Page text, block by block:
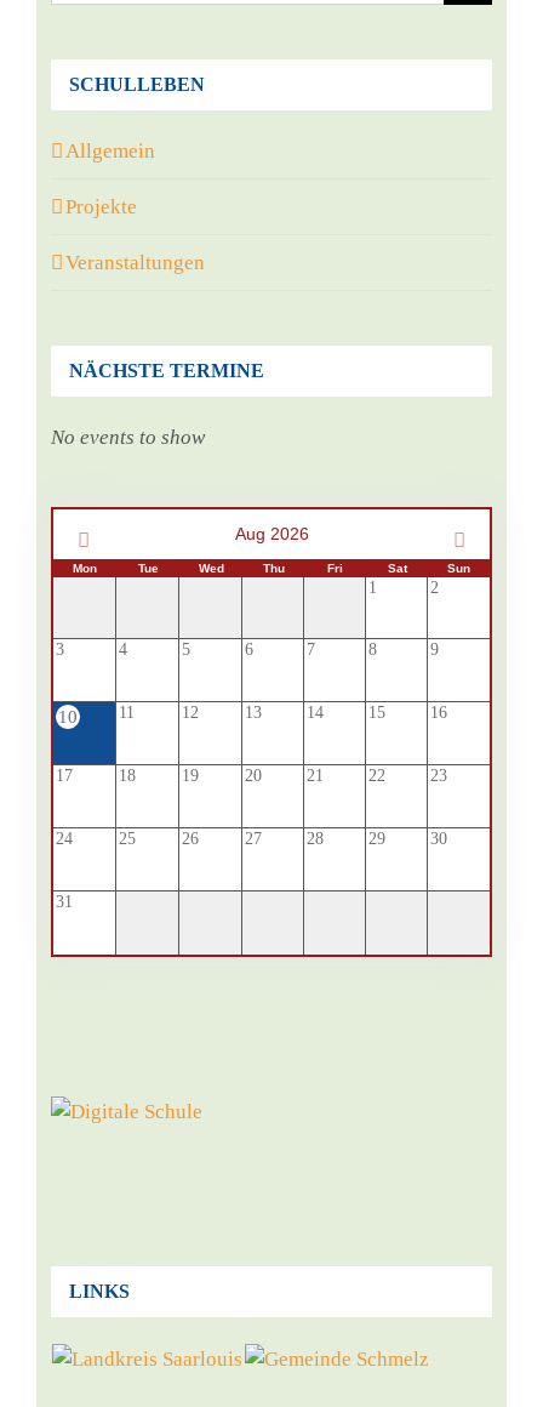
SCHULLEBEN
Allgemein
Projekte
Veranstaltungen
NÄCHSTE TERMINE
No events to show
Aug 2026
Mon Tue Wed Thu Fri Sat Sun
1 2
3 4 5 6 7 8 9
10 11 12 13 14 15 16
17 18 19 20 21 22 23
24 25 26 27 28 29 30
31
LINKS